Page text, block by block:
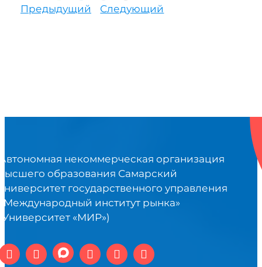
Предыдущий Следующий
некоммерческая организация
образования Самарский
государственного управления
институт рынка»
«МИР»)